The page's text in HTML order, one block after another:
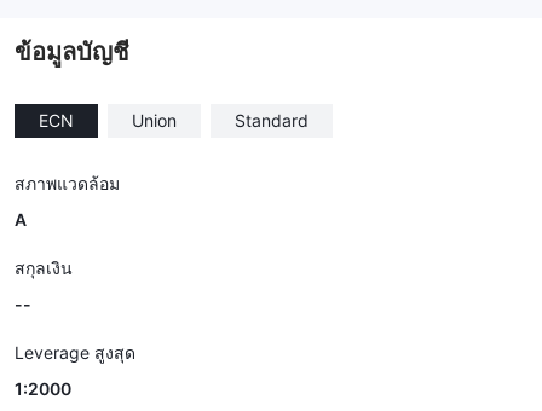
ข้อมูลบัญชี
ECN Union Standard
สภาพแวดล้อม
A
สกุลเงิน
--
Leverage สูงสุด
1:2000